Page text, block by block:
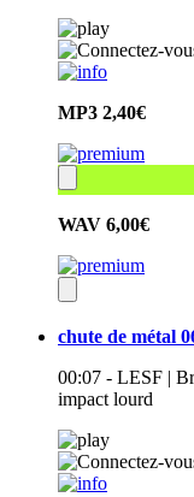
MP3 2,40€
WAV 6,00€
chute de métal
00:07 - LESF |
impact lourd